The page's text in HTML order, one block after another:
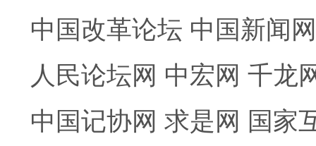
中国改革论坛 中国新闻网
人民论坛网 中宏网 千龙
中国记协网 求是网 国家